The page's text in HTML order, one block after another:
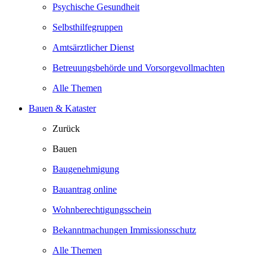
Psychische Gesundheit
Selbsthilfegruppen
Amtsärztlicher Dienst
Betreuungsbehörde und Vorsorgevollmachten
Alle Themen
Bauen & Kataster
Zurück
Bauen
Baugenehmigung
Bauantrag online
Wohnberechtigungsschein
Bekanntmachungen Immissionsschutz
Alle Themen